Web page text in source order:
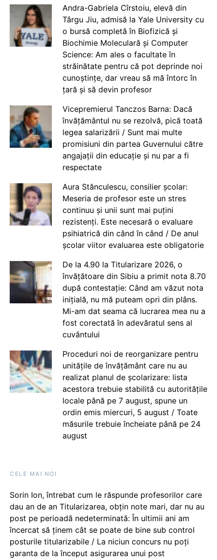
Andra-Gabriela Cîrstoiu, elevă din
Târgu Jiu, admisă la Yale University cu
o bursă completă în Biofizică și
Biochimie Moleculară și Computer
Science: Am ales o facultate în
străinătate pentru că pot deprinde noi
cunoștințe, dar vreau să mă întorc în
țară și să devin profesor
Vicepremierul Tanczos Barna: Dacă
învățământul nu se rezolvă, pică toată
legea salarizării / Sunt mai multe
promisiuni din partea Guvernului către
angajații din educație și nu par a fi
respectate
Aura Stănculescu, consilier școlar:
Meseria de profesor este un stres
continuu și unii sunt mai puțini
rezistenți. Este necesară o evaluare
psihiatrică din când în când / De anul
școlar viitor evaluarea este obligatorie
De la 4.90 la Titularizare 2026, o
învățătoare din Sibiu a primit nota 8.70
după contestație: Când am văzut nota
inițială, nu mă puteam opri din plâns.
Mi-am dat seama că lucrarea mea nu a
fost corectată în adevăratul sens al
cuvântului
Proceduri noi de reorganizare pentru
unitățile de învățământ care nu au
realizat planul de școlarizare: lista
acestora trebuie stabilită cu autoritățile
locale până pe 7 august, spune un
ordin emis miercuri, 5 august / Toate
măsurile trebuie încheiate până pe 24
august
CELE MAI NOI
Sorin Ion, întrebat cum le răspunde profesorilor care
dau an de an Titularizarea, obțin note mari, dar nu au
post pe perioadă nedeterminată: În ultimii ani am
încercat să ținem cât se poate de bine sub control
posturile titularizabile / La niciun concurs nu poți
garanta de la început asigurarea unui post